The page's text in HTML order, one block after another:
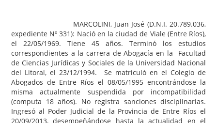
MARCOLINI, Juan José (D.N.I. 20.789.036,
expediente Nº 331): Nació en la ciudad de Viale (Entre Ríos),
el 22/05/1969. Tiene 45 años. Terminó los estudios
correspondientes a la carrera de Abogacía en la Facultad
de Ciencias Jurídicas y Sociales de la Universidad Nacional
del Litoral, el 23/12/1994. Se matriculó en el Colegio de
Abogados de Entre Ríos el 08/05/1995 encontrándose la
misma actualmente suspendida por incompatibilidad
(computa 18 años). No registra sanciones disciplinarias.
Ingresó al Poder Judicial de la Provincia de Entre Ríos el
20/09/2013, desempeñándose hasta la actualidad en el